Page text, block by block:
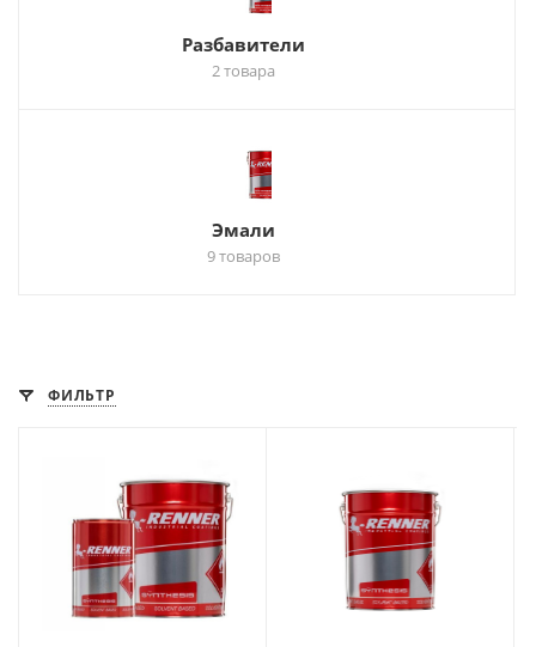
Разбавители
2 товара
Эмали
9 товаров
ФИЛЬТР